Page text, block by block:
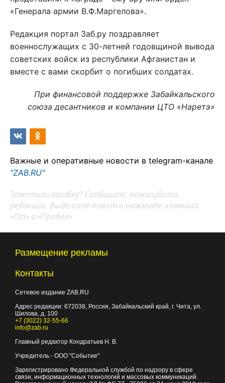
«Генерала армии В.Ф.Маргелова».
Редакция портал Заб.ру поздравляет
военнослужащих с 30-летней годовщиной вывода
советских войск из республики Афганистан и
вместе с вами скорбит о погибших солдатах.
При финансовой поддержке Забайкальского
союза десантников и компании ЦТО «Наретэ»
Важные и оперативные новости в telegram-канале
"ZAB.RU"
Заметили ошибку? Сообщите, пожалуйста,
редакции. Выделите текст и нажмите клавиши
«Ctrl» и «Пробел»
Размещение рекламы
Контакты
Сетевое издание ZAB.RU
Адрес редакции: 672038, Россия, Забайкальский край, г. Чита, ул.
Шилова, д. 100
+7 (3022) 32-55-66
info@zab.ru
Главный редактор Кондратьев Н. В.
Учредитель - ООО "Событие"
Зарегистрировано Федеральной службой по надзору в сфере
связи, информационных технологий и массовых коммуникаций.